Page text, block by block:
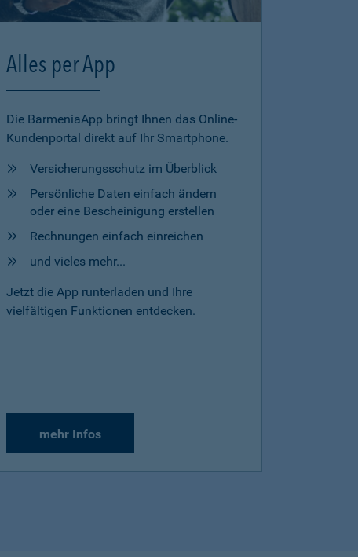
Alles per App
Die BarmeniaApp bringt Ihnen das Online-
Kundenportal direkt auf Ihr Smartphone.
Versicherungsschutz im Überblick
Persönliche Daten einfach ändern
oder eine Bescheinigung erstellen
Rechnungen einfach einreichen
und vieles mehr...
Jetzt die App runterladen und Ihre
vielfältigen Funktionen entdecken.
mehr Infos